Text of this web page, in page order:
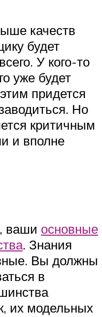
качеств
будет
У кого-то
уже будет
придется
Но
критичным
и вполне
ваши основные
. Знания
Вы должны
в
их модельных